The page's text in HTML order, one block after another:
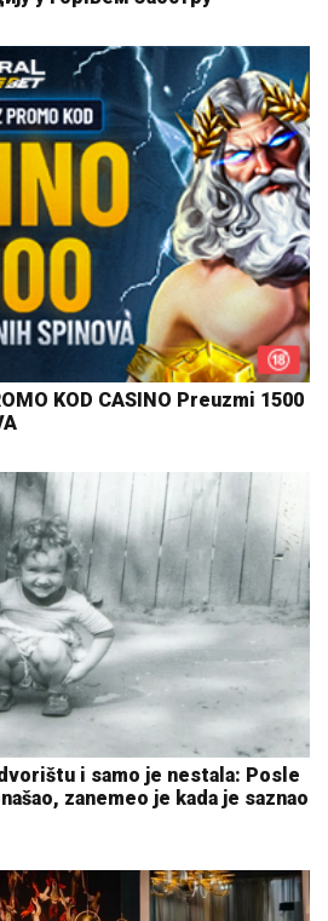
KOD CASINO Preuzmi 1500
i samo je nestala: Posle
zanemeo je kada je saznao